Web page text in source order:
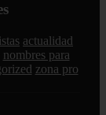
actualidad
nombres para
zona pro